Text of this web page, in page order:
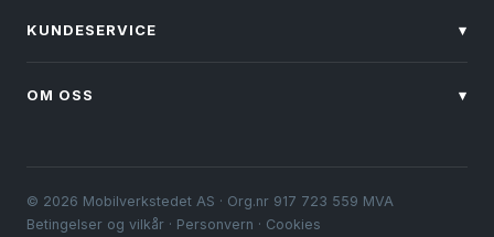
KUNDESERVICE ▾
OM OSS ▾
© 2026 Mobilverkstedet AS · Org.nr 917 723 559 MVA
Betingelser og vilkår · Personvern · Cookies